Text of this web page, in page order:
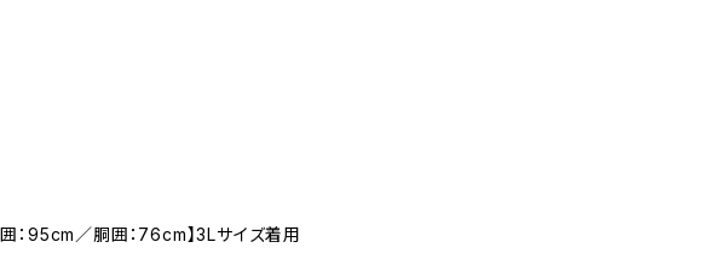
：95cm／胴囲：76cm】3Lサイズ着用